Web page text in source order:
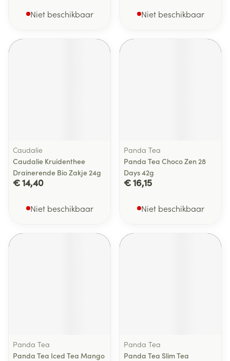
Niet beschikbaar Niet beschikbaar
Caudalie
Caudalie Kruidenthee
Drainerende Bio Zakje 24g
€ 14,40
Niet beschikbaar
Panda Tea
Panda Tea Choco Zen 28
Days 42g
€ 16,15
Niet beschikbaar
Panda Tea
Panda Tea Iced Tea Mango
Panda Tea
Panda Tea Slim Tea